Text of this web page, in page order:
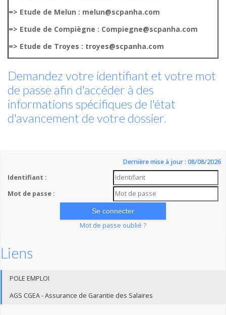
=> Etude de Melun : melun@scpanha.com
=> Etude de Compiègne : Compiegne@scpanha.com
=> Etude de Troyes : troyes@scpanha.com
Demandez votre identifiant et votre mot
de passe afin d'accéder à des
informations spécifiques de l'état
d'avancement de votre dossier.
Dernière mise à jour : 08/08/2026
Identifiant :
Mot de passe :
Mot de passe oublié ?
Liens
POLE EMPLOI
AGS CGEA - Assurance de Garantie des Salaires